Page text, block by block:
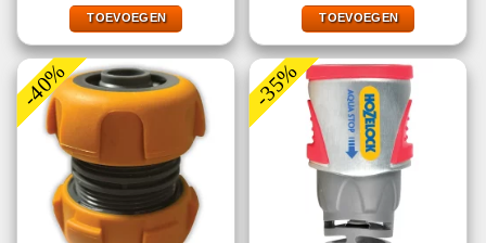
€6,29.
€3,95.
TOEVOEGEN
€5,40.
€3,95.
TOEVOEGEN
-40% -35%